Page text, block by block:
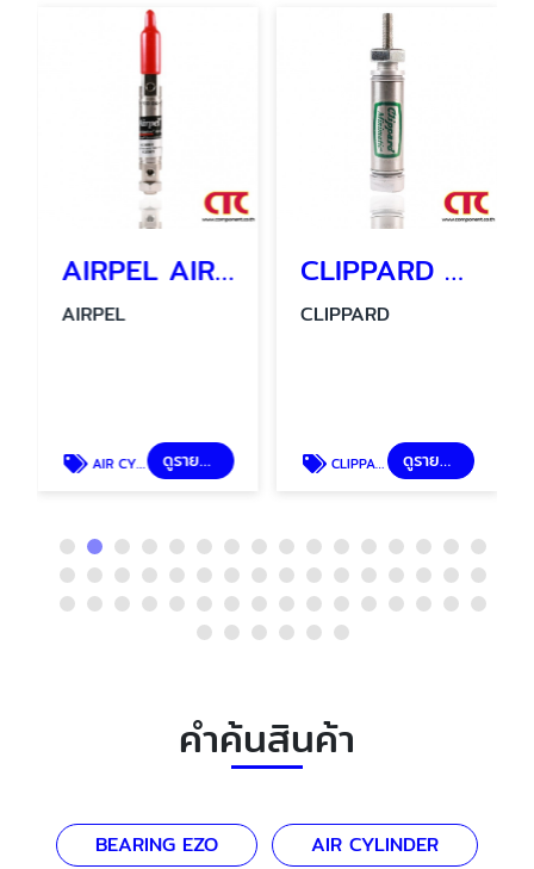
AIRPEL AIR CYLINDER รุ่น AC 2206 - 1 กระบอกลมนิวเมติกส์
AIRPEL
AIR CYLINDER ดูรายละเอียด
CLIPPARD MINIMATIC CYLINDER SSN-08-1/2
CLIPPARD
CLIPPARD MINIMATIC CYLINDER ดูรายละเอียด
คำค้นสินค้า
BEARING EZO AIR CYLINDER